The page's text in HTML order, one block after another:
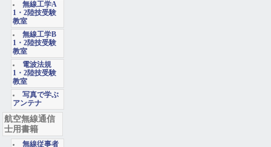
無線工学A
1・2陸技受験
教室
無線工学B
1・2陸技受験
教室
電波法規
1・2陸技受験
教室
写真で学ぶ
アンテナ
航空無線通信
士用書籍
無線従事者